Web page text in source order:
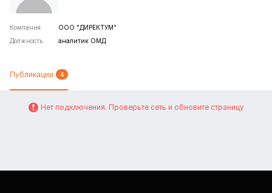
Компания:
ООО "ДИРЕКТУМ"
Должность:
аналитик ОМД
Публикации 4
Нет подключения. Проверьте сеть и обновите страницу